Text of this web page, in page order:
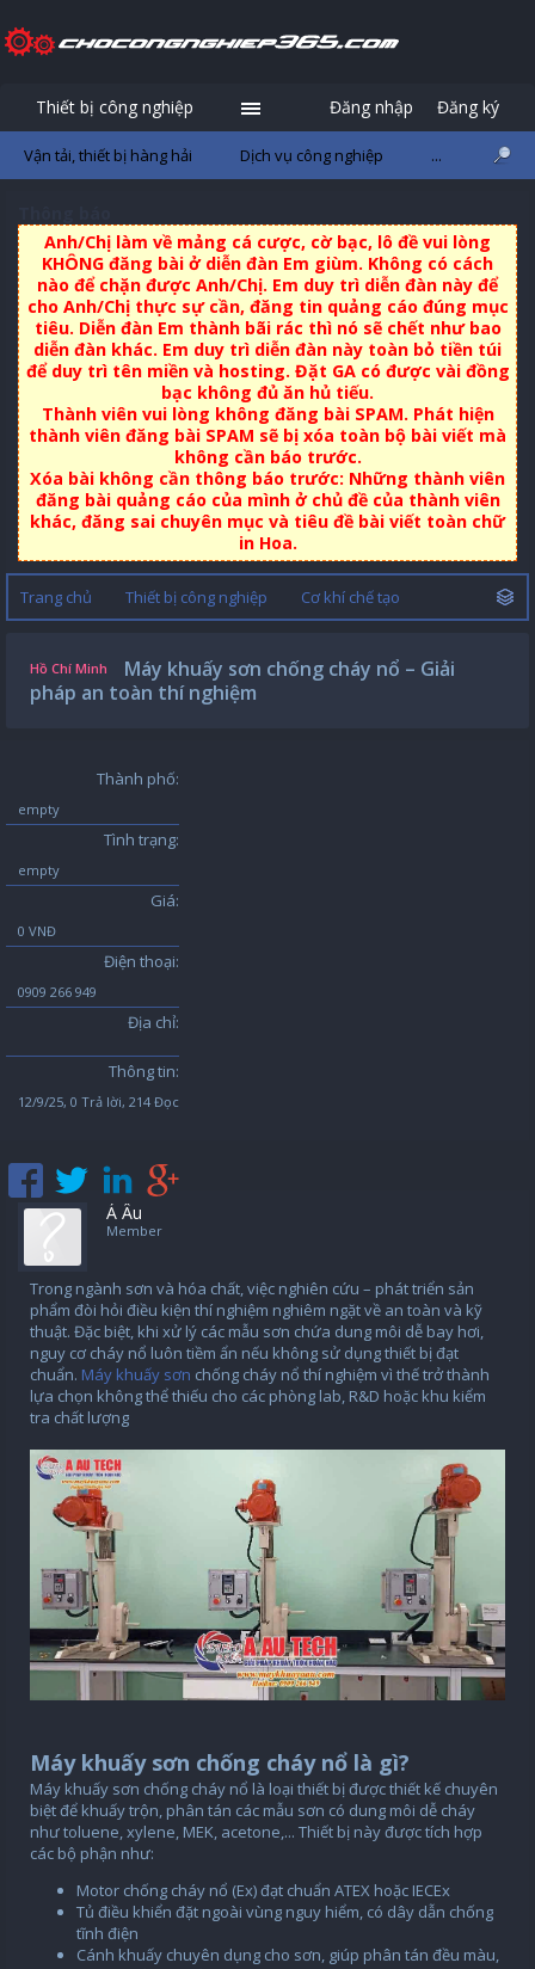
Anh/Chị làm về mảng cá cược, cờ bạc, lô đề vui lòng
KHÔNG đăng bài ở diễn đàn Em giùm. Không có cách
nào để chặn được Anh/Chị. Em duy trì diễn đàn này để
cho Anh/Chị thực sự cần, đăng tin quảng cáo đúng mục
tiêu. Diễn đàn Em thành bãi rác thì nó sẽ chết như bao
diễn đàn khác. Em duy trì diễn đàn này toàn bỏ tiền túi
để duy trì tên miền và hosting. Đặt GA có được vài đồng
bạc không đủ ăn hủ tiếu.
Thành viên vui lòng không đăng bài SPAM. Phát hiện
thành viên đăng bài SPAM sẽ bị xóa toàn bộ bài viết mà
không cần báo trước.
Xóa bài không cần thông báo trước: Những thành viên
đăng bài quảng cáo của mình ở chủ đề của thành viên
khác, đăng sai chuyên mục và tiêu đề bài viết toàn chữ
in Hoa.
Trang chủ Thiết bị công nghiệp Cơ khí chế tạo
Hồ Chí Minh
Máy khuấy sơn chống cháy nổ – Giải
pháp an toàn thí nghiệm
Thành phố:
empty
Tình trạng:
empty
Giá:
0 VNĐ
Điện thoại:
0909 266 949
Địa chỉ:
Thông tin:
12/9/25, 0 Trả lời, 214 Đọc
Á Âu
Member
Trong ngành sơn và hóa chất, việc nghiên cứu – phát triển sản
phẩm đòi hỏi điều kiện thí nghiệm nghiêm ngặt về an toàn và kỹ
thuật. Đặc biệt, khi xử lý các mẫu sơn chứa dung môi dễ bay hơi,
nguy cơ cháy nổ luôn tiềm ẩn nếu không sử dụng thiết bị đạt
chuẩn. Máy khuấy sơn chống cháy nổ thí nghiệm vì thế trở thành
lựa chọn không thể thiếu cho các phòng lab, R&D hoặc khu kiểm
tra chất lượng
Máy khuấy sơn chống cháy nổ là gì?
Máy khuấy sơn chống cháy nổ là loại thiết bị được thiết kế chuyên
biệt để khuấy trộn, phân tán các mẫu sơn có dung môi dễ cháy
như toluene, xylene, MEK, acetone,... Thiết bị này được tích hợp
các bộ phận như:
Motor chống cháy nổ (Ex) đạt chuẩn ATEX hoặc IECEx
Tủ điều khiển đặt ngoài vùng nguy hiểm, có dây dẫn chống
tĩnh điện
Cánh khuấy chuyên dụng cho sơn, giúp phân tán đều màu,
Thiết bị công nghiệp
Vận tải, thiết bị hàng hải Dịch vụ công nghiệp ...
Đăng nhập Đăng ký